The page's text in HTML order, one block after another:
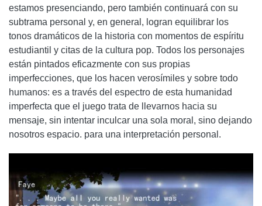
estamos presenciando, pero también continuará con su
subtrama personal y, en general, logran equilibrar los
tonos dramáticos de la historia con momentos de espíritu
estudiantil y citas de la cultura pop. Todos los personajes
están pintados eficazmente con sus propias
imperfecciones, que los hacen verosímiles y sobre todo
humanos: es a través del espectro de esta humanidad
imperfecta que el juego trata de llevarnos hacia su
mensaje, sin intentar inculcar una sola moral, sino dejando
nosotros espacio. para una interpretación personal.